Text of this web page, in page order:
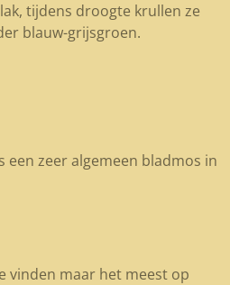
tijdens droogte krullen ze
blauw-grijsgroen.
een zeer algemeen bladmos in
vinden maar het meest op